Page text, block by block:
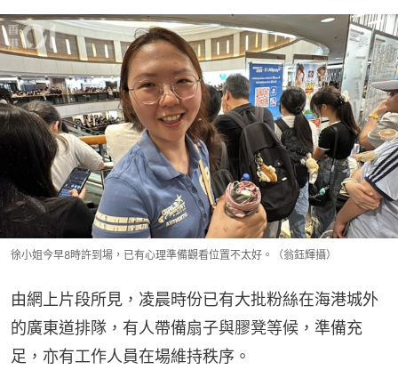
徐小姐今早8時許到場，已有心理準備觀看位置不太好。（翁鈺輝攝）
由網上片段所見，凌晨時份已有大批粉絲在海港城外
的廣東道排隊，有人帶備扇子與膠凳等候，準備充
足，亦有工作人員在場維持秩序。